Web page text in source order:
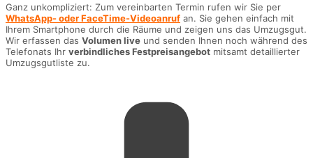
Ganz unkompliziert: Zum vereinbarten Termin rufen wir Sie per
WhatsApp- oder FaceTime-Videoanruf an. Sie gehen einfach mit
Ihrem Smartphone durch die Räume und zeigen uns das Umzugsgut.
Wir erfassen das Volumen live und senden Ihnen noch während des
Telefonats Ihr verbindliches Festpreisangebot mitsamt detaillierter
Umzugsgutliste zu.